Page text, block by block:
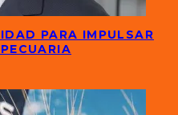
PARA IMPULSAR